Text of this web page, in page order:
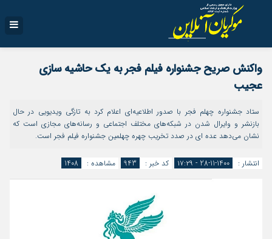
واکنش صریح جشنواره فیلم فجر به یک حاشیه سازی
عجیب
ستاد جشنواره چهلم فجر با صدور اطلاعیه‌ای اعلام کرد به تازگی ویدیویی در حال
بازنشر و وایرال شدن در شبکه‌های مختلف اجتماعی و رسانه‌های مجازی است که
نشان می‌دهد عده ای در صدد تخریب چهره چهلمین جشنواره فیلم فجر است.
انتشار : 1400-11-28 - ۱۷:۲۹ کد خبر : 943 مشاهده : 1408